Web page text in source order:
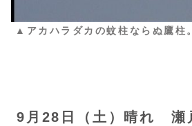
▲アカハラダカの蚊柱ならぬ鷹柱。
9月28日（土）晴れ 瀬